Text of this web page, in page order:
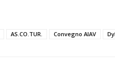
AS.CO.TUR. Convegno AIAV